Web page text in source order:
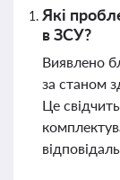
Які
в ЗСУ?
Виявлено
за станом
Це